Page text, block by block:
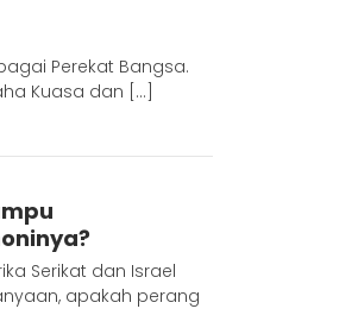
Perekat Bangsa.
Kuasa dan […]
Serikat dan Israel
apakah perang